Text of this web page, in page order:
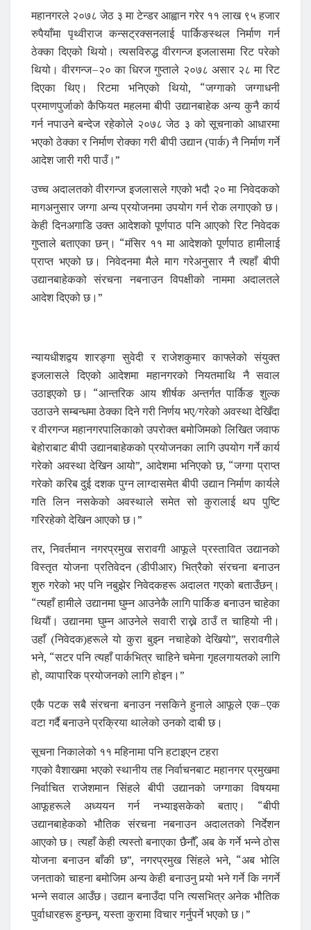
महानगरले २०७८ जेठ ३ मा टेन्डर आह्वान गरेर ११ लाख ९५ हजार
रुपैयाँमा पृथ्वीराज कन्सट्रक्सनलाई पार्किङस्थल निर्माण गर्न
ठेक्का दिएको थियो। त्यसविरुद्ध वीरगन्ज इजलासमा रिट परेको
थियो। वीरगन्ज–२० का धिरज गुप्ताले २०७८ असार २८ मा रिट
दिएका थिए। रिटमा भनिएको थियो, “जग्गाको जग्गाधनी
प्रमाणपुर्जाको कैफियत महलमा बीपी उद्यानबाहेक अन्य कुनै कार्य
गर्न नपाउने बन्देज रहेकोले २०७८ जेठ ३ को सूचनाको आधारमा
भएको ठेक्का र निर्माण रोक्का गरी बीपी उद्यान (पार्क) नै निर्माण गर्ने
आदेश जारी गरी पाउँ।”
उच्च अदालतको वीरगन्ज इजलासले गएको भदौ २० मा निवेदकको
मागअनुसार जग्गा अन्य प्रयोजनमा उपयोग गर्न रोक लगाएको छ।
केही दिनअगाडि उक्त आदेशको पूर्णपाठ पनि आएको रिट निवेदक
गुप्ताले बताएका छन्। “मंसिर ११ मा आदेशको पूर्णपाठ हामीलाई
प्राप्त भएको छ। निवेदनमा मैले माग गरेअनुसार नै त्यहाँ बीपी
उद्यानबाहेकको संरचना नबनाउन विपक्षीको नाममा अदालतले
आदेश दिएको छ।”
न्यायधीशद्वय शारङ्गा सुवेदी र राजेशकुमार काफ्लेको संयुक्त
इजलासले दिएको आदेशमा महानगरको नियतमाथि नै सवाल
उठाइएको छ। “आन्तरिक आय शीर्षक अन्तर्गत पार्किङ शुल्क
उठाउने सम्बन्धमा ठेक्का दिने गरी निर्णय भए/गरेको अवस्था देखिँदा
र वीरगन्ज महानगरपालिकाको उपरोक्त बमोजिमको लिखित जवाफ
बेहोराबाट बीपी उद्यानबाहेकको प्रयोजनका लागि उपयोग गर्ने कार्य
गरेको अवस्था देखिन आयो”, आदेशमा भनिएको छ, “जग्गा प्राप्त
गरेको करिब दुई दशक पुग्न लाग्दासमेत बीपी उद्यान निर्माण कार्यले
गति लिन नसकेको अवस्थाले समेत सो कुरालाई थप पुष्टि
गरिरहेको देखिन आएको छ।”
तर, निवर्तमान नगरप्रमुख सरावगी आफूले प्रस्तावित उद्यानको
विस्तृत योजना प्रतिवेदन (डीपीआर) भित्रैको संरचना बनाउन
शुरु गरेको भए पनि नबुझेर निवेदकहरू अदालत गएको बताउँछन्।
“त्यहाँ हामीले उद्यानमा घुम्न आउनेकै लागि पार्किङ बनाउन चाहेका
थियौं। उद्यानमा घुम्न आउनेले सवारी राख्ने ठाउँ त चाहियो नी।
उहाँ (निवेदक)हरूले यो कुरा बुझ्न नचाहेको देखियो”, सरावगीले
भने, “सटर पनि त्यहाँ पार्कभित्र चाहिने चमेना गृहलगायतको लागि
हो, व्यापारिक प्रयोजनको लागि होइन।”
एकै पटक सबै संरचना बनाउन नसकिने हुनाले आफूले एक–एक
वटा गर्दै बनाउने प्रक्रिया थालेको उनको दाबी छ।
सूचना निकालेको ११ महिनामा पनि हटाइएन टहरा
गएको वैशाखमा भएको स्थानीय तह निर्वाचनबाट महानगर प्रमुखमा
निर्वाचित राजेशमान सिंहले बीपी उद्यानको जग्गाका विषयमा
आफूहरूले अध्ययन गर्न नभ्याइसकेको बताए। “बीपी
उद्यानबाहेकको भौतिक संरचना नबनाउन अदालतको निर्देशन
आएको छ। त्यहाँ केही त्यस्तो बनाएका छैनौँ, अब के गर्ने भन्ने ठोस
योजना बनाउन बाँकी छ”, नगरप्रमुख सिंहले भने, “अब भोलि
जनताको चाहना बमोजिम अन्य केही बनाउनु पर्‍यो भने गर्ने कि नगर्ने
भन्ने सवाल आउँछ। उद्यान बनाउँदा पनि त्यसभित्र अनेक भौतिक
पुर्वाधारहरू हुन्छन्, यस्ता कुरामा विचार गर्नुपर्ने भएको छ।”